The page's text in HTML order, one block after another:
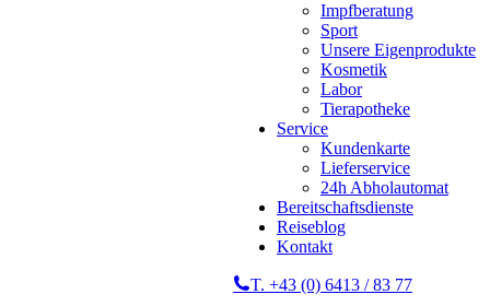
Impfberatung
Sport
Unsere Eigenprodukte
Kosmetik
Labor
Tierapotheke
Service
Kundenkarte
Lieferservice
24h Abholautomat
Bereitschaftsdienste
Reiseblog
Kontakt
T. +43 (0) 6413 / 83 77